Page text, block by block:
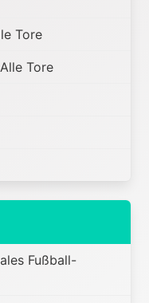
Tore
Tore
Fußball-